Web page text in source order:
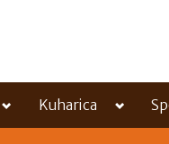
Toggle
menu
Kuharica
Toggle
menu